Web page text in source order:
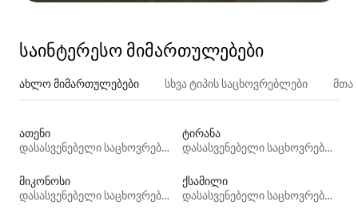
საინტერესო მიმართულებები
ახლო მიმართულებები სხვა ტიპის საცხოვრებლები
ათენი
დასასვენებელი საცხოვრებლები
ტირანა
დასასვენებელი საცხოვრებლები
მიკონოსი
დასასვენებელი საცხოვრებლები
ქსამილი
დასასვენებელი საცხოვრებლები